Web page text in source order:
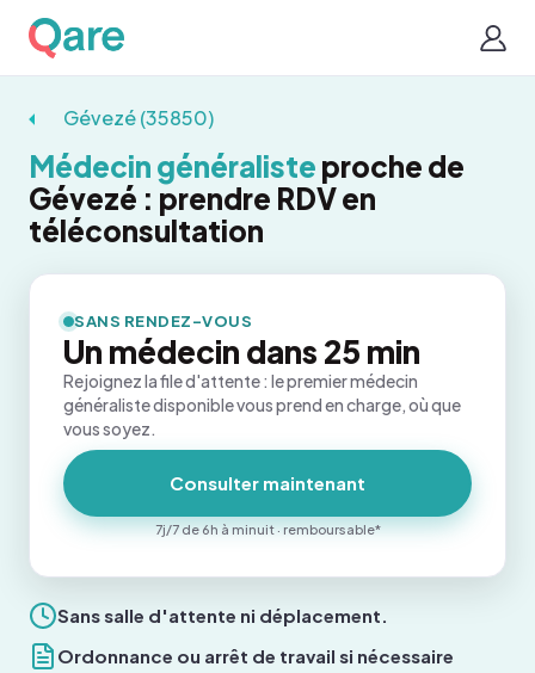
Gévezé (35850)
Médecin généraliste proche de
Gévezé : prendre RDV en
téléconsultation
Sans salle d'attente ni déplacement.
Ordonnance ou arrêt de travail si nécessaire
SANS RENDEZ-VOUS
Un médecin dans 25 min
Rejoignez la file d'attente : le premier médecin
généraliste disponible vous prend en charge, où que
vous soyez.
Consulter maintenant
7j/7 de 6h à minuit · remboursable*